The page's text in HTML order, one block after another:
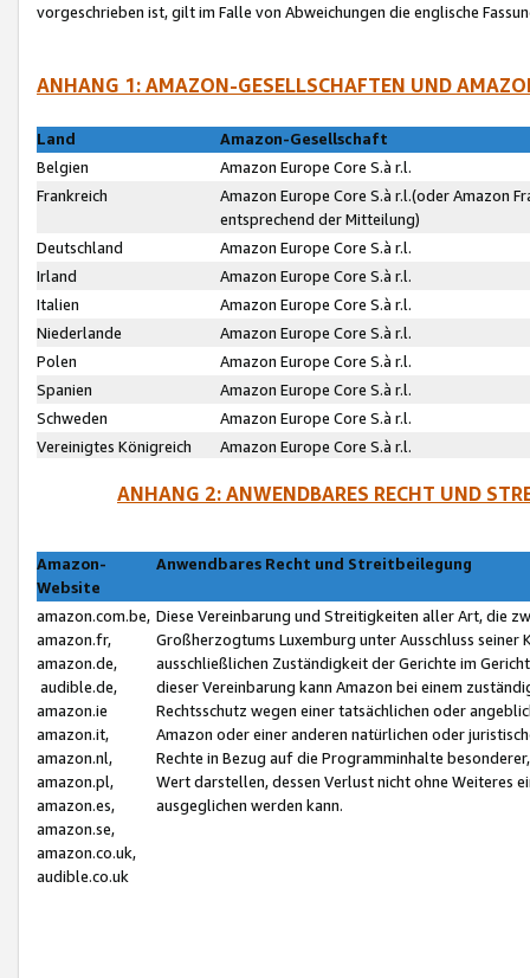
vorgeschrieben ist, gilt im Falle von Abweichungen die englische
ANHANG 1: AMAZON-GESELLSCHAFTEN UND
Land
Amazon-Gesellschaft
Belgien
Amazon Europe Core S.à r.l.
Frankreich
Amazon Europe Core S.à r.l.(oder Amazon
entsprechend der Mitteilung)
Deutschland
Amazon Europe Core S.à r.l.
Irland
Amazon Europe Core S.à r.l.
Italien
Amazon Europe Core S.à r.l.
Niederlande
Amazon Europe Core S.à r.l.
Polen
Amazon Europe Core S.à r.l.
Spanien
Amazon Europe Core S.à r.l.
Schweden
Amazon Europe Core S.à r.l.
Vereinigtes Königreich
Amazon Europe Core S.à r.l.
ANHANG 2: ANWENDBARES RECHT UND
Amazon-
Website
Anwendbares Recht und Streitbeilegung
amazon.com.be,
amazon.fr,
amazon.de,
audible.de,
amazon.ie
amazon.it,
amazon.nl,
amazon.pl,
amazon.es,
amazon.se,
amazon.co.uk,
audible.co.uk
Diese Vereinbarung und Streitigkeiten aller Art, die
Großherzogtums Luxemburg unter Ausschluss
ausschließlichen Zuständigkeit der Gerichte im
dieser Vereinbarung kann Amazon bei einem
Rechtsschutz wegen einer tatsächlichen oder
Amazon oder einer anderen natürlichen oder
Rechte in Bezug auf die Programminhalte
Wert darstellen, dessen Verlust nicht ohne Weiteres
ausgeglichen werden kann.